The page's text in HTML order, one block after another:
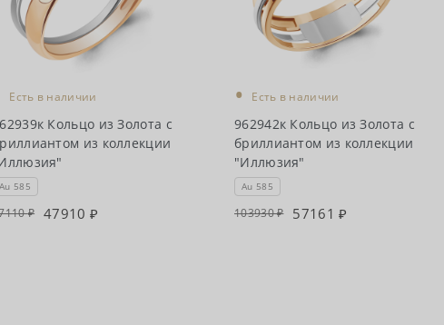
Есть в наличии
Кольцо из Золота с
из коллекции
Au 585
47910
• Есть в наличии
962942к Кольцо из Золота с
бриллиантом из коллекции
"Иллюзия"
Au 585
103930 57161